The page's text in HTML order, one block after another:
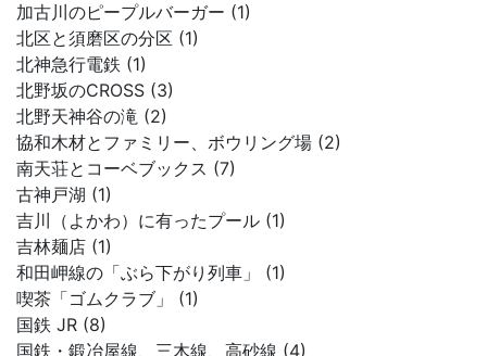
加古川のピープルバーガー (1)
北区と須磨区の分区 (1)
北神急行電鉄 (1)
北野坂のCROSS (3)
北野天神谷の滝 (2)
協和木材とファミリー、ボウリング場 (2)
南天荘とコーベブックス (7)
古神戸湖 (1)
吉川（よかわ）に有ったプール (1)
吉林麺店 (1)
和田岬線の「ぶら下がり列車」 (1)
喫茶「ゴムクラブ」 (1)
国鉄 JR (8)
国鉄・鍛冶屋線、三木線、高砂線 (4)